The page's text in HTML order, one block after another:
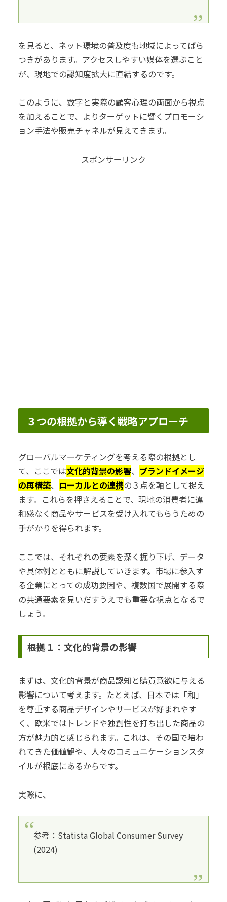
を見ると、ネット環境の普及度も地域によってばら
つきがあります。アクセスしやすい媒体を選ぶこと
が、現地での認知度拡大に直結するのです。
このように、数字と実際の顧客心理の両面から視点
を加えることで、よりターゲットに響くプロモーシ
ョン手法や販売チャネルが見えてきます。
スポンサーリンク
３つの根拠から導く戦略アプローチ
グローバルマーケティングを考える際の根拠とし
て、ここでは文化的背景の影響、 ブランドイメージ
の再構築、 ローカルとの連携の３点を軸として捉え
ます。これらを押さえることで、現地の消費者に違
和感なく商品やサービスを受け入れてもらうための
手がかりを得られます。
ここでは、それぞれの要素を深く掘り下げ、データ
や具体例とともに解説していきます。市場に参入す
る企業にとっての成功要因や、複数国で展開する際
の共通要素を見いだすうえでも重要な視点となるで
しょう。
根拠１：文化的背景の影響
まずは、文化的背景が商品認知と購買意欲に与える
影響について考えます。たとえば、日本では「和」
を尊重する商品デザインやサービスが好まれやす
く、欧米ではトレンドや独創性を打ち出した商品の
方が魅力的と感じられます。これは、その国で培わ
れてきた価値観や、人々のコミュニケーションスタ
イルが根底にあるからです。
実際に、
参考：Statista Global Consumer Survey
(2024)